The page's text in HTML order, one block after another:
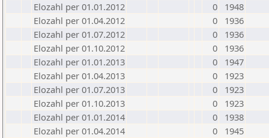
Elozahl per 01.01.2012
0
1948
Elozahl per 01.04.2012
0
1936
Elozahl per 01.07.2012
0
1936
Elozahl per 01.10.2012
0
1936
Elozahl per 01.01.2013
0
1947
Elozahl per 01.04.2013
0
1923
Elozahl per 01.07.2013
0
1923
Elozahl per 01.10.2013
0
1923
Elozahl per 01.01.2014
0
1938
Elozahl per 01.04.2014
0
1945